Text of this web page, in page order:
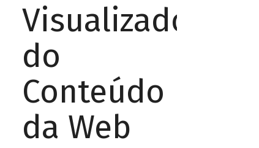
Visualizador
do
Conteúdo
da Web